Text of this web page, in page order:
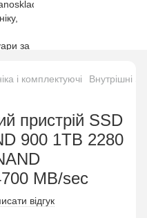
і комплектуючі Внутрішні
пристрій SSD
900 1TB 2280
MB/sec
відгук